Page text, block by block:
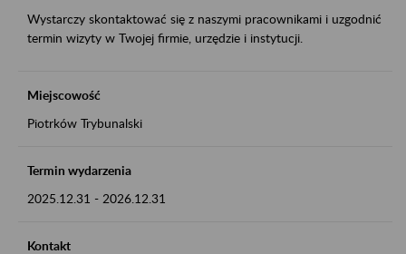
Wystarczy skontaktować się z naszymi pracownikami i uzgodnić
termin wizyty w Twojej firmie, urzędzie i instytucji.
Miejscowość
Piotrków Trybunalski
Termin wydarzenia
2025.12.31 - 2026.12.31
Kontakt